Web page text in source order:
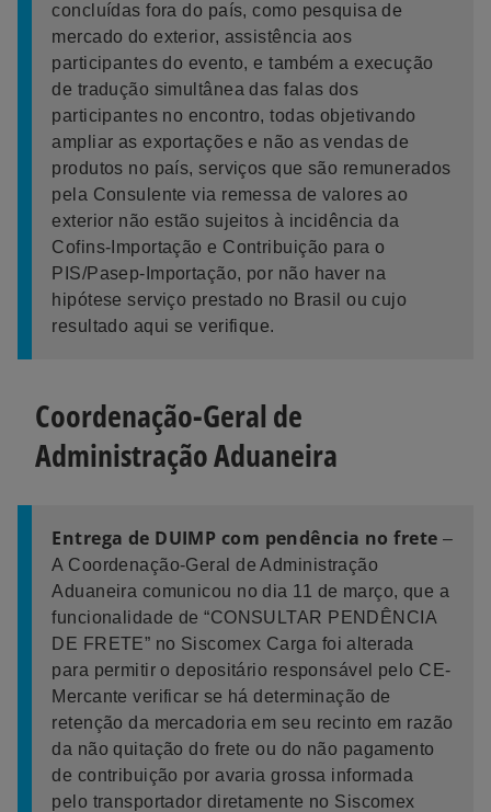
concluídas fora do país, como pesquisa de
mercado do exterior, assistência aos
participantes do evento, e também a execução
de tradução simultânea das falas dos
participantes no encontro, todas objetivando
ampliar as exportações e não as vendas de
produtos no país, serviços que são remunerados
pela Consulente via remessa de valores ao
exterior não estão sujeitos à incidência da
Cofins-Importação e Contribuição para o
PIS/Pasep-Importação, por não haver na
hipótese serviço prestado no Brasil ou cujo
resultado aqui se verifique.
Coordenação-Geral de
Administração Aduaneira
Entrega de DUIMP com pendência no frete –
A Coordenação-Geral de Administração
Aduaneira comunicou no dia 11 de março, que a
funcionalidade de “CONSULTAR PENDÊNCIA
DE FRETE” no Siscomex Carga foi alterada
para permitir o depositário responsável pelo CE-
Mercante verificar se há determinação de
retenção da mercadoria em seu recinto em razão
da não quitação do frete ou do não pagamento
de contribuição por avaria grossa informada
pelo transportador diretamente no Siscomex